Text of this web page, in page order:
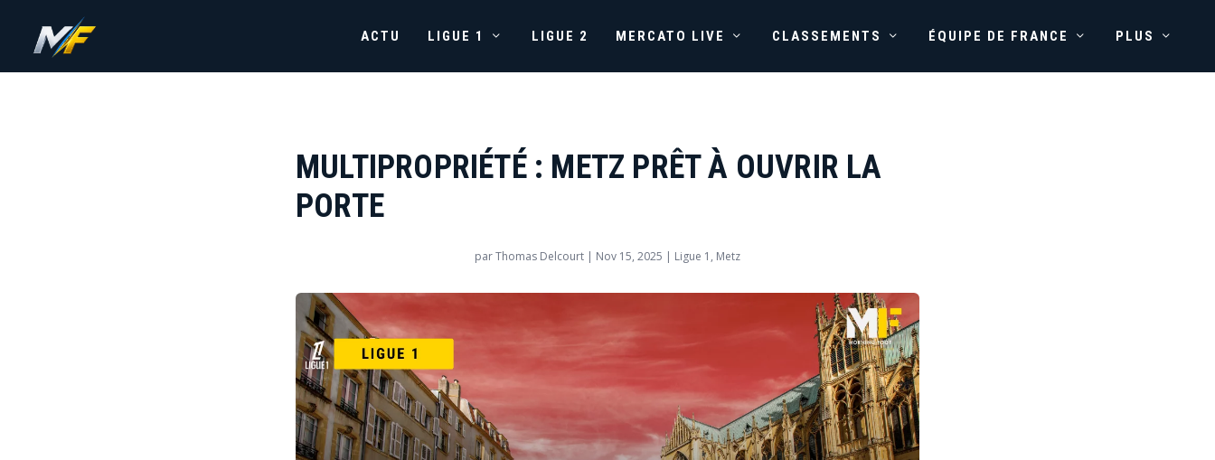
ACTU LIGUE 1 LIGUE 2 MERCATO LIVE CLASSEMENTS ÉQUIPE DE FRANCE PLUS
MULTIPROPRIÉTÉ : METZ PRÊT À OUVRIR LA
PORTE
parThomas Delcourt | Nov 15, 2025 | Ligue 1 , Metz